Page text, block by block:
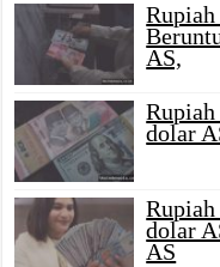
AS,
dolar
dolar
AS